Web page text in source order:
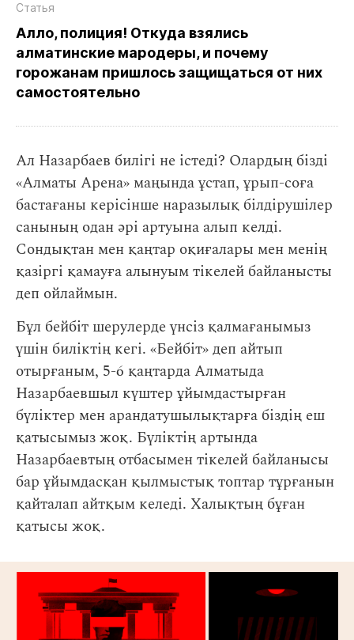
Статья
Алло, полиция! Откуда взялись
алматинские мародеры, и почему
горожанам пришлось защищаться от них
самостоятельно
Ал Назарбаев билігі не істеді? Олардың бізді
«Алматы Арена» маңында ұстап, ұрып-соға
бастағаны керісінше наразылық білдірушілер
санының одан әрі артуына алып келді.
Сондықтан мен қаңтар оқиғалары мен менің
қазіргі қамауға алынуым тікелей байланысты
деп ойлаймын.
Бұл бейбіт шерулерде үнсіз қалмағанымыз
үшін биліктің кегі. «Бейбіт» деп айтып
отырғаным, 5-6 қаңтарда Алматыда
Назарбаевшыл күштер ұйымдастырған
бүліктер мен арандатушылықтарға біздің еш
қатысымыз жоқ. Бүліктің артында
Назарбаевтың отбасымен тікелей байланысы
бар ұйымдасқан қылмыстық топтар тұрғанын
қайталап айтқым келеді. Халықтың бұған
қатысы жоқ.